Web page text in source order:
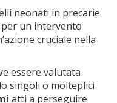
neonati in precarie
per un intervento
cruciale nella
essere valutata
singoli o molteplici
atti a perseguire